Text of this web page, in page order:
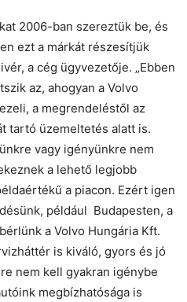
2006-ban szereztük be, és
ezt a márkát részesítjük
a cég ügyvezetője. „Ebben
az, ahogyan a Volvo
a megrendeléstől az
tartó üzemeltetés alatt is.
vagy igényünkre nem
a lehető legjobb
a piacon. Ezért igen
például Budapesten, a
a Volvo Hungária Kft.
is kiváló, gyors és jó
nem kell gyakran igénybe
megbízhatósága is